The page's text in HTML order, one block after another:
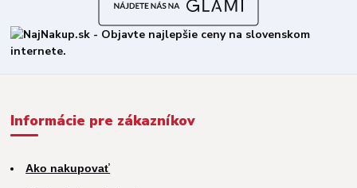
Informácie pre zákazníkov
Ako nakupovať